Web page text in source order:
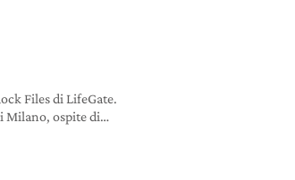
negli States non
Files di LifeGate.
Milano, ospite di
canzone